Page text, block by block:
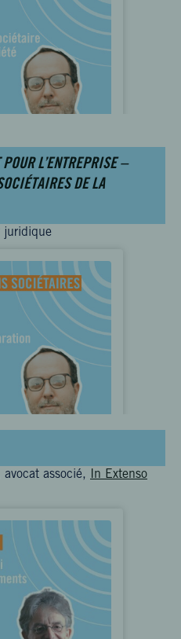
L’ENTREPRISE –
DE LA
juridique
avocat associé, In Extenso